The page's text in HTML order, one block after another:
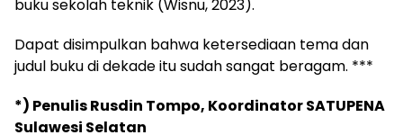
buku sekolah teknik (Wisnu, 2023).
Dapat disimpulkan bahwa ketersediaan tema dan
judul buku di dekade itu sudah sangat beragam. ***
*) Penulis Rusdin Tompo, Koordinator SATUPENA
Sulawesi Selatan